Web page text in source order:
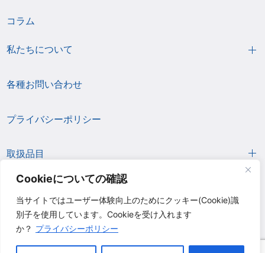
Cookieについての確認
当サイトではユーザー体験向上のためにクッキー(Cookie)識
別子を使用しています。Cookieを受け入れます
か？ プライバシーポリシー
コラム
私たちについて
各種お問い合わせ
プライバシーポリシー
取扱品目